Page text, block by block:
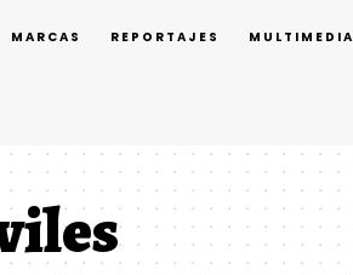
MARCAS REPORTAJES MULTIMEDIA